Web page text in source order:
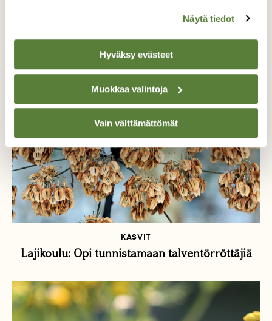
Näytä tiedot
Hyväksy evästeet
Muokkaa valintoja
Vain välttämättömät
KASVIT
Lajikoulu: Opi tunnistamaan talventörröttäjiä